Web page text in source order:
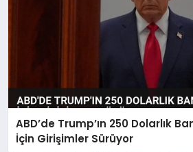
ABD’de Trump’ın 250 Dolarlık
İçin Girişimler Sürüyor